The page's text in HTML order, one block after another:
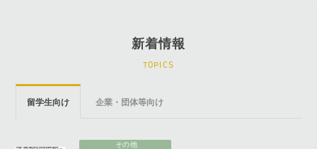
新着情報
TOPICS
留学生向け 企業・団体等向け
その他